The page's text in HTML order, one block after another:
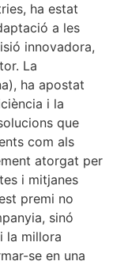
ha estat
a les
innovadora,
La
ha apostat
i la
que
com als
atorgat per
i mitjanes
premi no
sinó
la millora
se en una